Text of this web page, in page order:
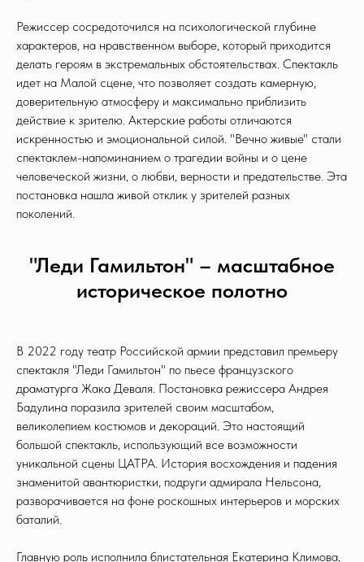
Режиссер сосредоточился на психологической глубине
характеров, на нравственном выборе, который приходится
делать героям в экстремальных обстоятельствах. Спектакль
идет на Малой сцене, что позволяет создать камерную,
доверительную атмосферу и максимально приблизить
действие к зрителю. Актерские работы отличаются
искренностью и эмоциональной силой. "Вечно живые" стали
спектаклем-напоминанием о трагедии войны и о цене
человеческой жизни, о любви, верности и предательстве. Эта
постановка нашла живой отклик у зрителей разных
поколений.
"Леди Гамильтон" – масштабное
историческое полотно
В 2022 году театр Российской армии представил премьеру
спектакля "Леди Гамильтон" по пьесе французского
драматурга Жака Деваля. Постановка режиссера Андрея
Бадулина поразила зрителей своим масштабом,
великолепием костюмов и декораций. Это настоящий
большой спектакль, использующий все возможности
уникальной сцены ЦАТРА. История восхождения и падения
знаменитой авантюристки, подруги адмирала Нельсона,
разворачивается на фоне роскошных интерьеров и морских
баталий.
Главную роль исполнила блистательная Екатерина Климова,